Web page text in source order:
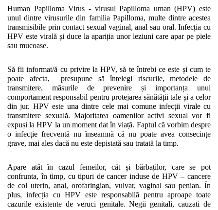
Human Papilloma Virus - virusul Papilloma uman (HPV) este
unul dintre virusurile din familia Papilloma, multe dintre acestea
transmisibile prin contact sexual vaginal, anal sau oral. Infecția cu
HPV este virală și duce la apariția unor leziuni care apar pe piele
sau mucoase.
Să fii informat/ă cu privire la HPV, să te întrebi ce este și cum te
poate afecta,  presupune să înțelegi riscurile, metodele de
transmitere, măsurile de prevenire și importanța unui
comportament responsabil pentru protejarea sănătății tale și a celor
din jur. HPV este una dintre cele mai comune infecții virale cu
transmitere sexuală. Majoritatea oamenilor activi sexual vor fi
expuși la HPV la un moment dat în viață. Faptul că vorbim despre
o infecție frecventă nu înseamnă că nu poate avea consecințe
grave, mai ales dacă nu este depistată sau tratată la timp.
Apare atât în cazul femeilor, cât și bărbaților, care se pot
confrunta, în timp, cu tipuri de cancer induse de HPV – cancere
de col uterin, anal, orofaringian, vulvar, vaginal sau penian. În
plus, infecția cu HPV este responsabilă pentru aproape toate
cazurile existente de veruci genitale. Negii genitali, cauzati de